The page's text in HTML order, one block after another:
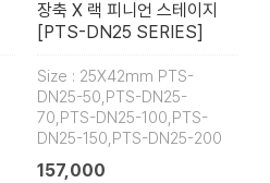
장축 X 랙 피니언 스테이지
[PTS-DN25 SERIES]
Size : 25X42mm PTS-
DN25-50,PTS-DN25-
70,PTS-DN25-100,PTS-
DN25-150,PTS-DN25-200
157,000